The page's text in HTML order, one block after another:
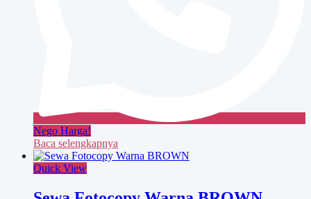
Nego Harga!
Baca selengkapnya
Quick View